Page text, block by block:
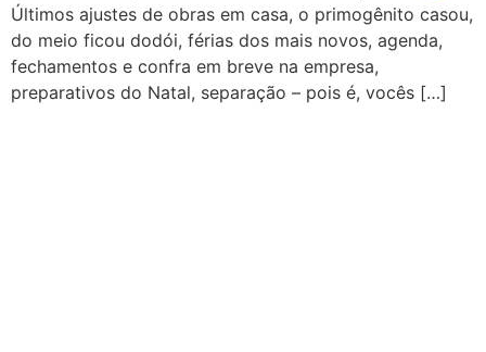
Últimos ajustes de obras em casa, o primogênito casou,
do meio ficou dodói, férias dos mais novos, agenda,
fechamentos e confra em breve na empresa,
preparativos do Natal, separação – pois é, vocês […]